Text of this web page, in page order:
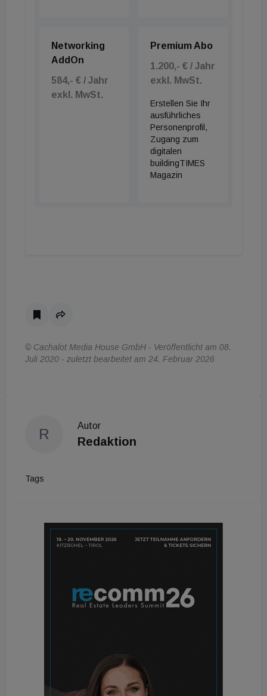
Networking
AddOn
584,- € / Jahr
exkl. MwSt.
Premium Abo
1.200,- € / Jahr
exkl. MwSt.
Erstellen Sie Ihr
ausführliches
Personenprofil,
Zugang zum
digitalen
buildingTIMES
Magazin
© Cachalot Media House GmbH - Veröffentlicht am 08.
Juli 2020 - zuletzt bearbeitet am 24. Februar 2026
R
Autor
Redaktion
Tags